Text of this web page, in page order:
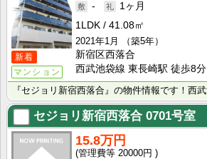
新着
マンション
-
1ヶ月
1LDK
41.08㎡
2021年1月
（築5年）
新宿区西落合
西武池袋線 東長崎駅 徒歩8分
セジョリ新宿西落合 0701号室
15.8万円
20000円